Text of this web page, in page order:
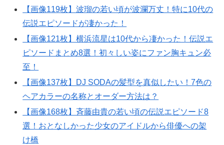
【画像119枚】波瑠の若い頃が波瀾万丈！特に10代の
伝説エピソードが凄かった！
【画像121枚】横浜流星は10代から凄かった！伝説エ
ピソードまとめ8選！初々しい姿にファン胸キュン必
至！
【画像137枚】DJ SODAの髪型を真似したい！7色の
ヘアカラーの名称とオーダー方法は？
【画像168枚】斉藤由貴の若い頃の伝説エピソード8
選！おとなしかった少女のアイドルから俳優への架
け橋